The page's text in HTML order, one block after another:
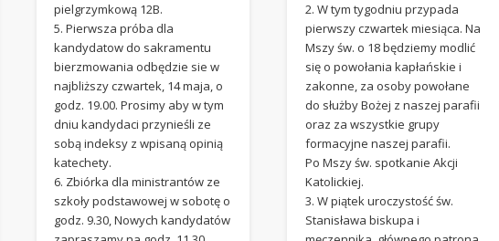
pielgrzymkową 12B.
5. Pierwsza próba dla
kandydatow do sakramentu
bierzmowania odbędzie sie w
najbliższy czwartek, 14 maja, o
godz. 19.00. Prosimy aby w tym
dniu kandydaci przynieśli ze
sobą indeksy z wpisaną opinią
katechety.
6. Zbiórka dla ministrantów ze
szkoły podstawowej w sobotę o
godz. 9.30, Nowych kandydatów
2. W tym tygodniu przypada
pierwszy czwartek miesiąca. Na
Mszy św. o 18 będziemy modlić
się o powołania kapłańskie i
zakonne, za osoby powołane
do służby Bożej z naszej parafii
oraz za wszystkie grupy
formacyjne naszej parafii.
Po Mszy św. spotkanie Akcji
Katolickiej.
3. W piątek uroczystość św.
Stanisława biskupa i